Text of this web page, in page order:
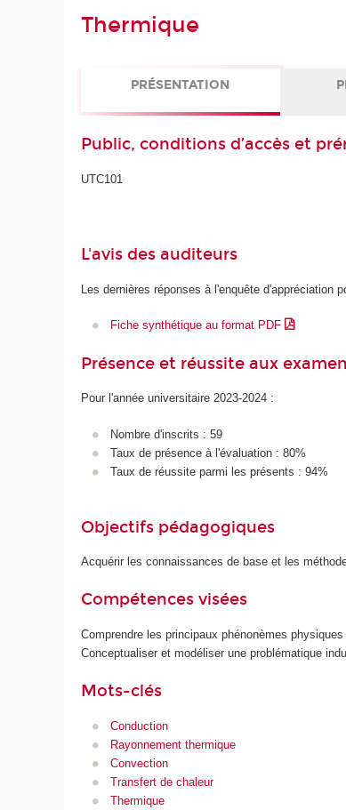
Thermique
PRÉSENTATION
Public, conditions d’accès et
UTC101
L'avis des auditeurs
Les dernières réponses à l'enquête d'appréciation
Fiche synthétique au format PDF
Présence et réussite aux
Pour l'année universitaire 2023-2024 :
Nombre d'inscrits : 59
Taux de présence à l'évaluation : 80%
Taux de réussite parmi les présents : 94%
Objectifs pédagogiques
Acquérir les connaissances de base et les
Compétences visées
Comprendre les principaux phénonèmes
Conceptualiser et modéliser une problématique
Mots-clés
Conduction
Rayonnement thermique
Convection
Transfert de chaleur
Thermique